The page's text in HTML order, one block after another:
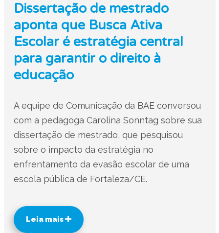
Dissertação de mestrado
aponta que Busca Ativa
Escolar é estratégia central
para garantir o direito à
educação
A equipe de Comunicação da BAE conversou
com a pedagoga Carolina Sonntag sobre sua
dissertação de mestrado, que pesquisou
sobre o impacto da estratégia no
enfrentamento da evasão escolar de uma
escola pública de Fortaleza/CE.
Leia mais